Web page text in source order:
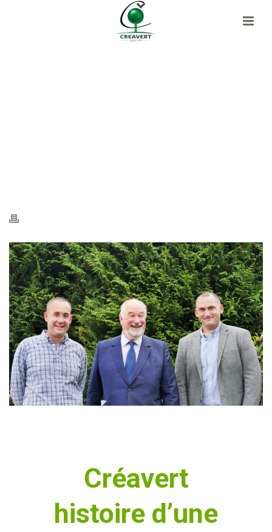
Créavert
histoire d’une